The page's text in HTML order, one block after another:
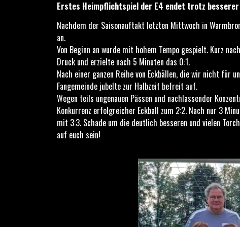
Erstes Heimpflichtspiel der E4 endet trotz
Nachdem der Saisonauftakt letzten Mittwoch in
an.
Von Beginn an wurde mit hohem Tempo gespielt. Kurz
Druck und erzielte nach 5 Minuten das 0:1.
Nach einer ganzen Reihe von Eckbällen, die wir nicht für
Fangemeinde jubelte zur Halbzeit befreit auf.
Wegen teils ungenauen Pässen und nachlassender
Konkurrenz erfolgreicher Eckball zum 2:2. Nach nur 3
mit 3:3. Schade um die deutlich besseren und vielen
auf euch sein!